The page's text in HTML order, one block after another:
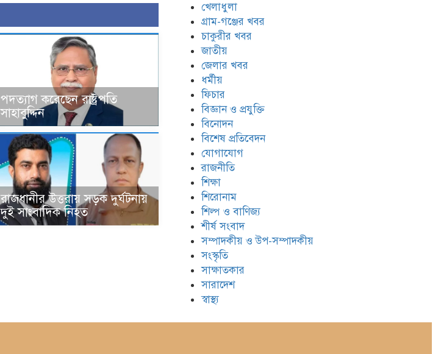
পদত্যাগ করেছেন রাষ্ট্রপতি
সাহাবুদ্দিন
রাজধানীর উত্তরায় সড়ক দুর্ঘটনায়
দুই সাংবাদিক নিহত
খেলাধুলা
গ্রাম-গঞ্জের খবর
চাকুরীর খবর
জাতীয়
জেলার খবর
ধর্মীয়
ফিচার
বিজ্ঞান ও প্রযুক্তি
বিনোদন
বিশেষ প্রতিবেদন
যোগাযোগ
রাজনীতি
শিক্ষা
শিরোনাম
শিল্প ও বাণিজ্য
শীর্ষ সংবাদ
সম্পাদকীয় ও উপ-সম্পাদকীয়
সংস্কৃতি
সাক্ষাতকার
সারাদেশ
স্বাস্থ্য